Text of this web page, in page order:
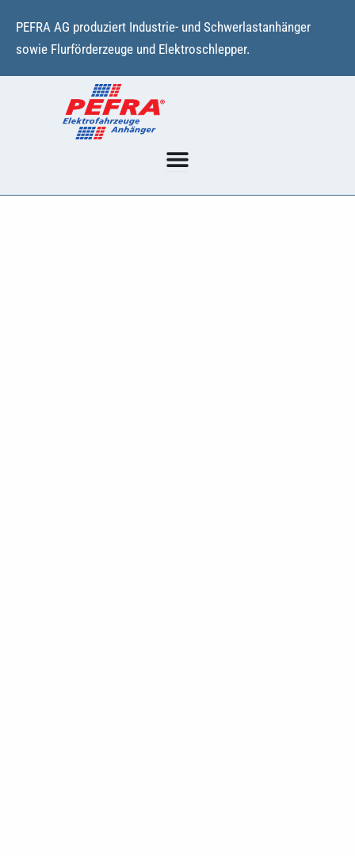
Inhalt
springen
PEFRA AG produziert Industrie- und Schwerlastanhänger
sowie Flurförderzeuge und Elektroschlepper.